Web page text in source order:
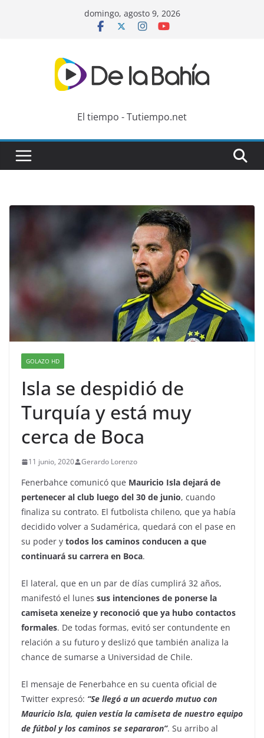
domingo, agosto 9, 2026
El tiempo - Tutiempo.net
GOLAZO HD
Isla se despidió de
Turquía y está muy
cerca de Boca
11 junio, 2020 Gerardo Lorenzo
Fenerbahce comunicó que Mauricio Isla dejará de
pertenecer al club luego del 30 de junio, cuando
finaliza su contrato. El futbolista chileno, que ya había
decidido volver a Sudamérica, quedará con el pase en
su poder y todos los caminos conducen a que
continuará su carrera en Boca.
El lateral, que en un par de días cumplirá 32 años,
manifestó el lunes sus intenciones de ponerse la
camiseta xeneize y reconoció que ya hubo contactos
formales. De todas formas, evitó ser contundente en
relación a su futuro y deslizó que también analiza la
chance de sumarse a Universidad de Chile.
El mensaje de Fenerbahce en su cuenta oficial de
Twitter expresó: “Se llegó a un acuerdo mutuo con
Mauricio Isla, quien vestía la camiseta de nuestro equipo
de fútbol y los caminos se separaron”. Su arribo al